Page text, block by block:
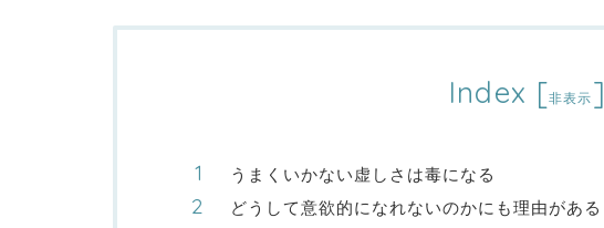
Index [非表示 ]
うまくいかない虚しさは毒になる
どうして意欲的になれないのかにも理由がある